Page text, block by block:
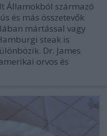
Államokból származó
és más összetevők
mártással vagy
steak is
Dr. James
orvos és